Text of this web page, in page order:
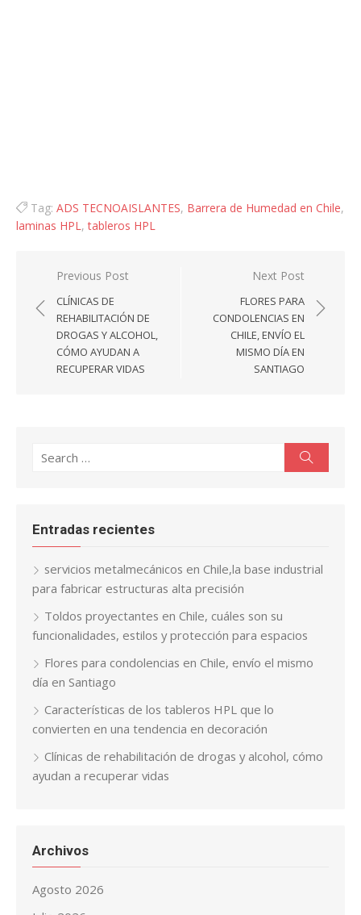
Tag: ADS TECNOAISLANTES, Barrera de Humedad en Chile,
laminas HPL,tableros HPL
Navegación
de
entradas
Previous Post
CLÍNICAS DE
REHABILITACIÓN DE
DROGAS Y ALCOHOL,
CÓMO AYUDAN A
RECUPERAR VIDAS
Next Post
FLORES PARA
CONDOLENCIAS EN
CHILE, ENVÍO EL
MISMO DÍA EN
SANTIAGO
for:
Entradas recientes
servicios metalmecánicos en Chile,la base industrial
para fabricar estructuras alta precisión
Toldos proyectantes en Chile, cuáles son su
funcionalidades, estilos y protección para espacios
Flores para condolencias en Chile, envío el mismo
día en Santiago
Características de los tableros HPL que lo
convierten en una tendencia en decoración
Clínicas de rehabilitación de drogas y alcohol, cómo
ayudan a recuperar vidas
Archivos
Agosto 2026